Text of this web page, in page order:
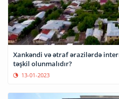
Xankəndi və ətraf ərazilərdə
təşkil olunmalıdır?
13-01-2023